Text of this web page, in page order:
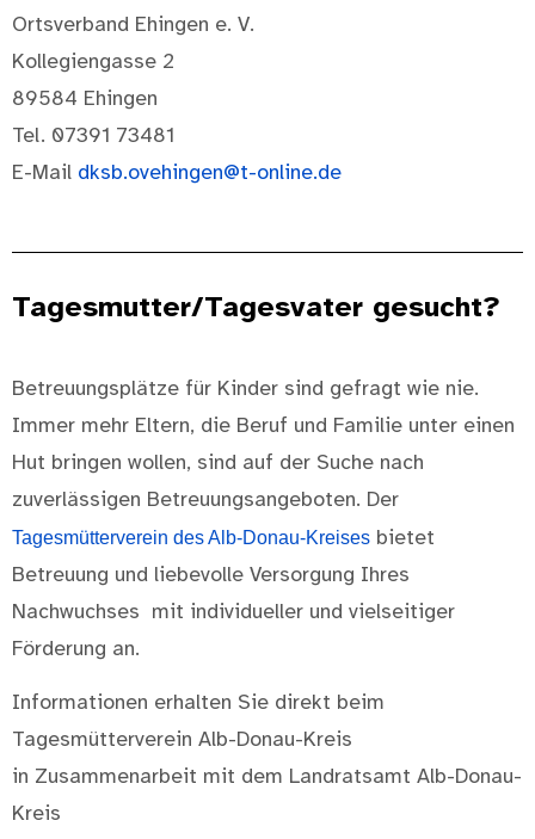
Ortsverband Ehingen e. V.
Kollegiengasse 2
89584 Ehingen
Tel. 07391 73481
E-Mail dksb.ovehingen@t-online.de
Tagesmutter/Tagesvater gesucht?
Betreuungsplätze für Kinder sind gefragt wie nie.
Immer mehr Eltern, die Beruf und Familie unter einen
Hut bringen wollen, sind auf der Suche nach
zuverlässigen Betreuungsangeboten. Der
Tagesmütterverein des Alb-Donau-Kreises bietet
Betreuung und liebevolle Versorgung Ihres
Nachwuchses mit individueller und vielseitiger
Förderung an.
Informationen erhalten Sie direkt beim
Tagesmütterverein Alb-Donau-Kreis
in Zusammenarbeit mit dem Landratsamt Alb-Donau-
Kreis